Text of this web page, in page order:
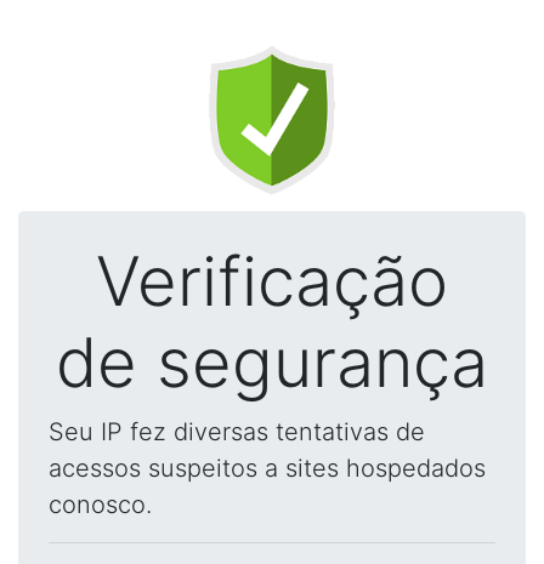
Verificação
de segurança
Seu IP fez diversas tentativas de
acessos suspeitos a sites hospedados
conosco.